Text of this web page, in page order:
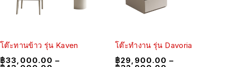
โต๊ะทานข้าว รุ่น Kaven
฿33,000.00 –
โต๊ะทำงาน รุ่น Davoria
฿29,900.00 –